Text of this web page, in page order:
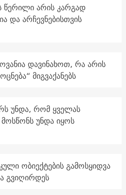
წერილი არის კარგად
და არჩევნებისთვის
დავინახოთ, რა არის
მიგვაქანებს
უნდა, რომ ყველას
უნდა იყოს
ობიექტების გამოსყიდვა
გვიღირდეს